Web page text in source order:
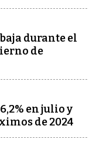
durante el
de
en julio y
de 2024